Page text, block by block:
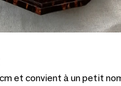
et convient à un petit